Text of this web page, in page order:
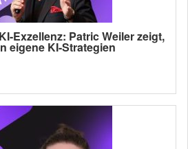
Exzellenz: Patric Weiler zeigt,
eigene KI-Strategien